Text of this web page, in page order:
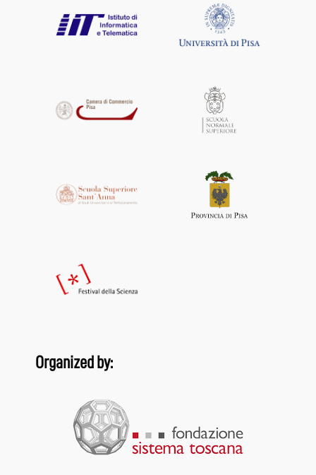
Organized by: